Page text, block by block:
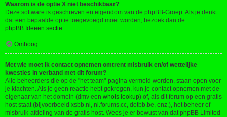
Waarom is de optie X niet beschikbaar?
Deze software is geschreven en eigendom van de phpBB-Groep. Als je denkt
dat een bepaalde optie toegevoegd moet worden, bezoek dan de
phpBB Ideeën sectie.
Omhoog
Met wie moet ik contact opnemen omtrent misbruik en/of wettelijke
kwesties in verband met dit forum?
Alle beheerders die op de "het team"-pagina vermeld worden, staan open voor
je klachten. Als je geen reactie hebt gekregen, kun je contact opnemen met de
eigenaar van het domein (dmv een whois lookup) of, als dit forum op een gratis
host staat (bijvoorbeeld xsbb.nl, nl.forums.cc, dotbb.be, enz.), het beheer of
misbruik-afdeling van de gratis host. Wees je er bewust van dat phpBB Limited